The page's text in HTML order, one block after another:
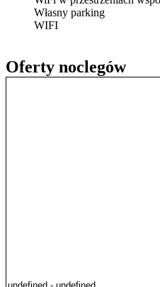
Oferty noclegów
Własny parking
WIFI